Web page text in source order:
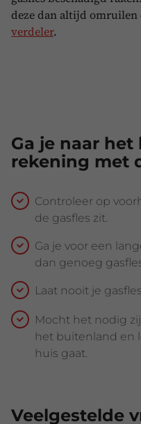
deze dan altijd
verdeler.
Ga je naar
rekening met
Controleer op
de gasfles zit.
Ga je voor een
dan genoeg
Laat nooit je
Mocht het nodig
het buitenland en
huis gaat.
Veelgestelde